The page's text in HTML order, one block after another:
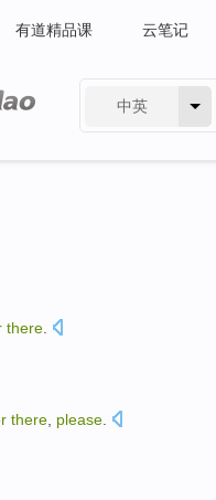
有道精品课 云笔记
中英
there
there please